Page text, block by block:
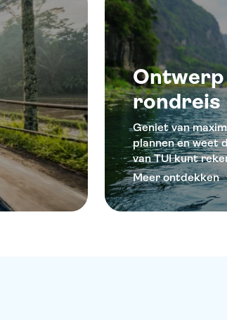
Ontwerp
rondreis
Geniet van
plannen en weet
van TUI kunt
Meer ontdekken